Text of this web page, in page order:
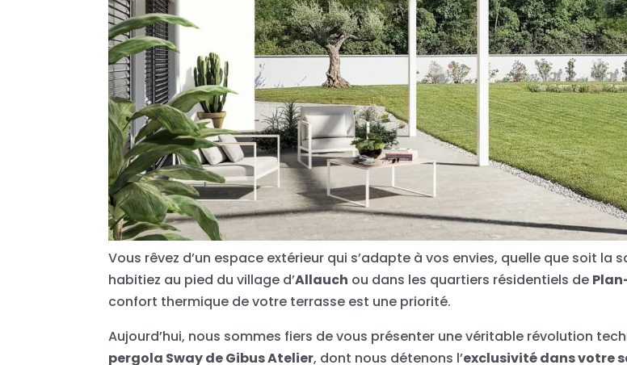
Vous rêvez d’un espace extérieur qui s’adapte à vos envies, quelle que soit la
habitiez au pied du village d’Allauch ou dans les quartiers résidentiels de
confort thermique de votre terrasse est une priorité.
Aujourd’hui, nous sommes fiers de vous présenter une véritable révolution
pergola Sway de Gibus Atelier, dont nous détenons l’exclusivité dans votre